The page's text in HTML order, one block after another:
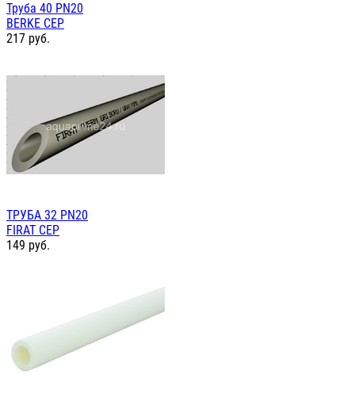
Труба 40 PN20
BERKE СЕР
217 руб.
ТРУБА 32 PN20
FIRAT СЕР
149 руб.